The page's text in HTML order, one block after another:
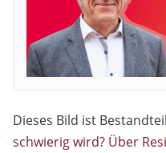
Dieses Bild ist
schwierig wird? Über